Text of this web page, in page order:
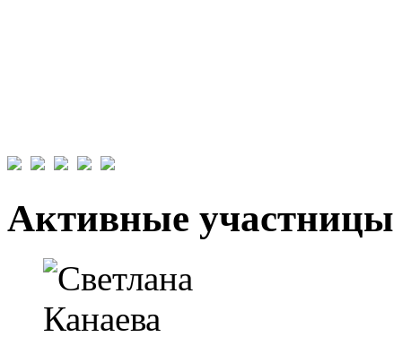
Активные участницы